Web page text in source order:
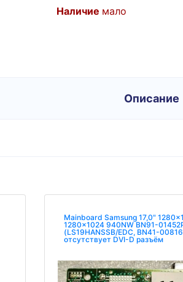
Наличие мало
Описание
Mainboard Samsung 17,0"
1280x1024 940NW BN91-
(LS19HANSSB/EDC, BN41-
отсутствует DVI-D разъём